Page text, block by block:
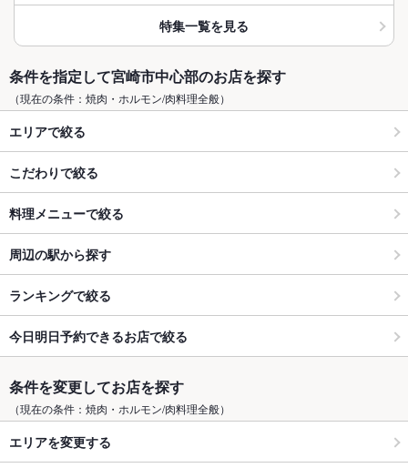
特集一覧を見る
条件を指定して宮崎市中心部のお店を探す
（現在の条件：焼肉・ホルモン/肉料理全般）
エリアで絞る
こだわりで絞る
料理メニューで絞る
周辺の駅から探す
ランキングで絞る
今日明日予約できるお店で絞る
条件を変更してお店を探す
（現在の条件：焼肉・ホルモン/肉料理全般）
エリアを変更する